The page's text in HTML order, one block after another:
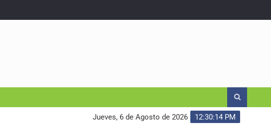
12:30:15 PM
Jueves, 6 de Agosto de 2026